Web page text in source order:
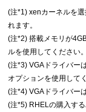
(注*1) xenカーネルを
れます。
(注*2) 搭載メモリが
ルを使用してください。
(注*3) VGAドライバー
オプションを使用して
(注*4) VGAドライバー
(注*5) RHELの購入す